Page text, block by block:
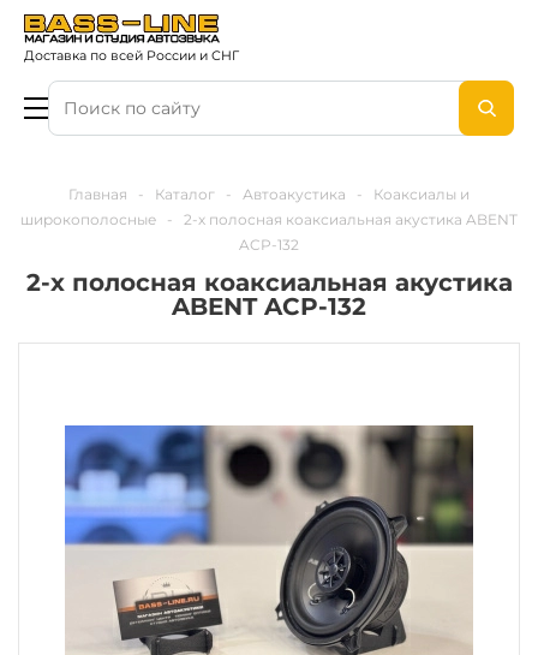
Доставка по всей России и СНГ
Главная - Каталог - Автоакустика -
Коаксиалы и
широкополосные
-
2-х полосная коаксиальная акустика ABENT
ACP-132
2-х полосная коаксиальная акустика
ABENT ACP-132